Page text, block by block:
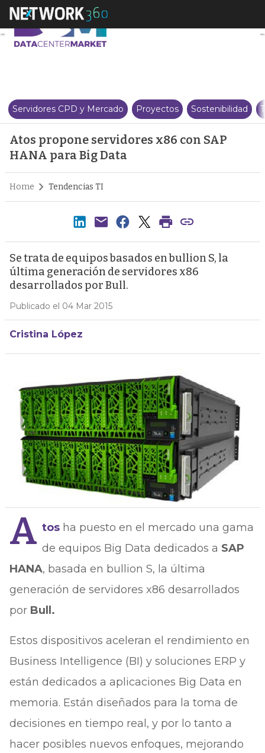
Atos propone servidores x86
Servidores CPD y Mercado Proyectos Sostenibilidad
Atos propone servidores x86 con SAP
HANA para Big Data
Home Tendencias TI
Se trata de equipos basados en bullion S, la
última generación de servidores x86
desarrollados por Bull.
Publicado el 04 Mar 2015
Cristina López
A tosha puesto en el mercado una gama
de equipos Big Data dedicados a SAP
HANA, basada en bullion S, la última
generación de servidores x86 desarrollados
por Bull.
Estos dispositivos aceleran el rendimiento en
Business Intelligence (BI) y soluciones ERP y
están dedicados a aplicaciones Big Data en
memoria. Están diseñados para la toma de
decisiones en tiempo real, y por lo tanto a
hacer posibles nuevos enfoques, mejorando